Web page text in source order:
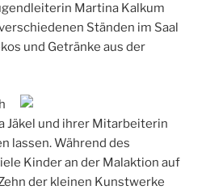
Martina Kalkum
Ständen im Saal
und Getränke aus der
Jäkel und ihrer Mitarbeiterin
lassen. Während des
Kinder an der Malaktion auf
der kleinen Kunstwerke